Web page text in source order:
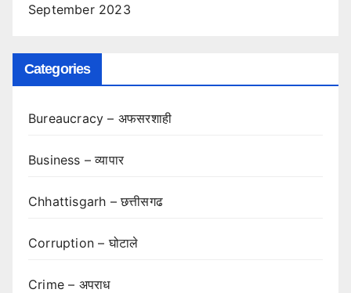
September 2023
Categories
Bureaucracy – अफसरशाही
Business – व्यापार
Chhattisgarh – छत्तीसगढ
Corruption – घोटाले
Crime – अपराध